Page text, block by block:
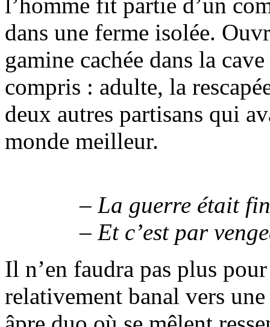
dans une ferme isolée.
gamine cachée dans la
compris : adulte, la
deux autres partisans qui
monde meilleur.
– La guerre était
– Et c’est par
Il n’en faudra pas plus
relativement banal vers